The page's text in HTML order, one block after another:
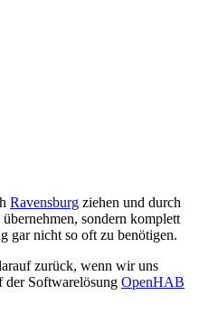
Ravensburg ziehen und durch
sondern komplett
gar nicht so oft zu benötigen.
zurück, wenn wir uns
der Softwarelösung OpenHAB